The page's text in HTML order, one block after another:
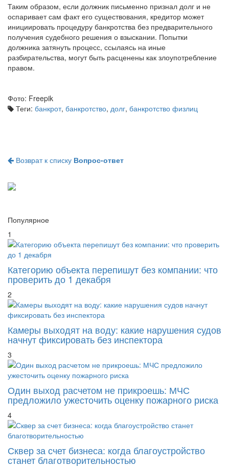
Таким образом, если должник письменно признал долг и не
оспаривает сам факт его существования, кредитор может
инициировать процедуру банкротства без предварительного
получения судебного решения о взыскании. Попытки
должника затянуть процесс, ссылаясь на иные
разбирательства, могут быть расценены как злоупотребление
правом.
Фото: Freepik
Теги: банкрот, банкротство, долг, банкротство физлиц
Возврат к списку Вопрос-ответ
Популярное
1
Категорию объекта перепишут без компании: что
проверить до 1 декабря
2
Камеры выходят на воду: какие нарушения судов
начнут фиксировать без инспектора
3
Один выход расчетом не прикроешь: МЧС
предложило ужесточить оценку пожарного риска
4
Сквер за счет бизнеса: когда благоустройство
станет благотворительностью